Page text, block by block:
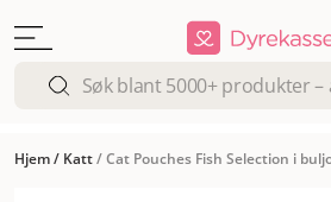
Hjem/ Katt/Cat Pouches Fish Selection i